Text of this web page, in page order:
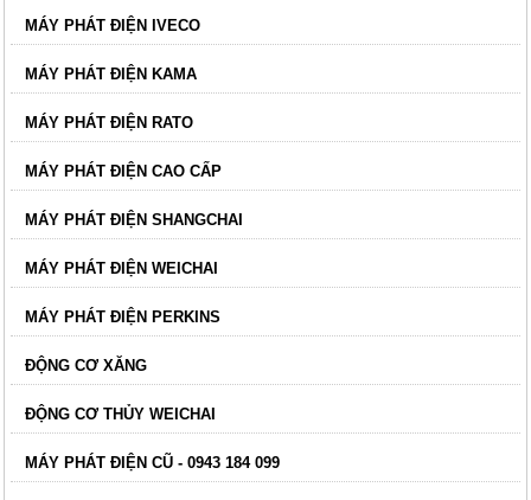
MÁY PHÁT ĐIỆN IVECO
MÁY PHÁT ĐIỆN KAMA
MÁY PHÁT ĐIỆN RATO
MÁY PHÁT ĐIỆN CAO CẤP
MÁY PHÁT ĐIỆN SHANGCHAI
MÁY PHÁT ĐIỆN WEICHAI
MÁY PHÁT ĐIỆN PERKINS
ĐỘNG CƠ XĂNG
ĐỘNG CƠ THỦY WEICHAI
MÁY PHÁT ĐIỆN CŨ - 0943 184 099